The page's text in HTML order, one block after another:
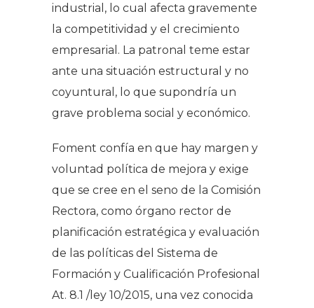
industrial, lo cual afecta gravemente
la competitividad y el crecimiento
empresarial. La patronal teme estar
ante una situación estructural y no
coyuntural, lo que supondría un
grave problema social y económico.
Foment confía en que hay margen y
voluntad política de mejora y exige
que se cree en el seno de la Comisión
Rectora, como órgano rector de
planificación estratégica y evaluación
de las políticas del Sistema de
Formación y Cualificación Profesional
At. 8.1 /ley 10/2015, una vez conocida